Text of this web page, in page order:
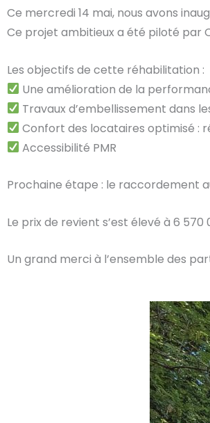
Ce mercredi 14 mai, nous avons
Ce projet ambitieux a été piloté par
Les objectifs de cette réhabilitation :
Une amélioration de la
Travaux d’embellissement dans
Confort des locataires optimisé :
Accessibilité PMR
Prochaine étape : le raccordement
Le prix de revient s’est élevé à 6
Un grand merci à l’ensemble des